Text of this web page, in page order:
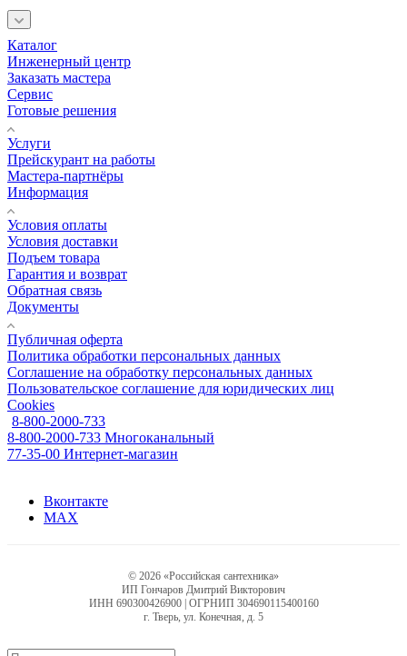
Каталог
Инженерный центр
Заказать мастера
Сервис
Готовые решения
Услуги
Прейскурант на работы
Мастера-партнёры
Информация
Условия оплаты
Условия доставки
Подъем товара
Гарантия и возврат
Обратная связь
Документы
Публичная оферта
Политика обработки персональных данных
Соглашение на обработку персональных данных
Пользовательское соглашение для юридических лиц
Cookies
8-800-2000-733
8-800-2000-733 Многоканальный
77-35-00 Интернет-магазин
Вконтакте
MAX
© 2026 «Российская сантехника»
ИП Гончаров Дмитрий Викторович
ИНН 690300426900 | ОГРНИП 304690115400160
г. Тверь, ул. Конечная, д. 5